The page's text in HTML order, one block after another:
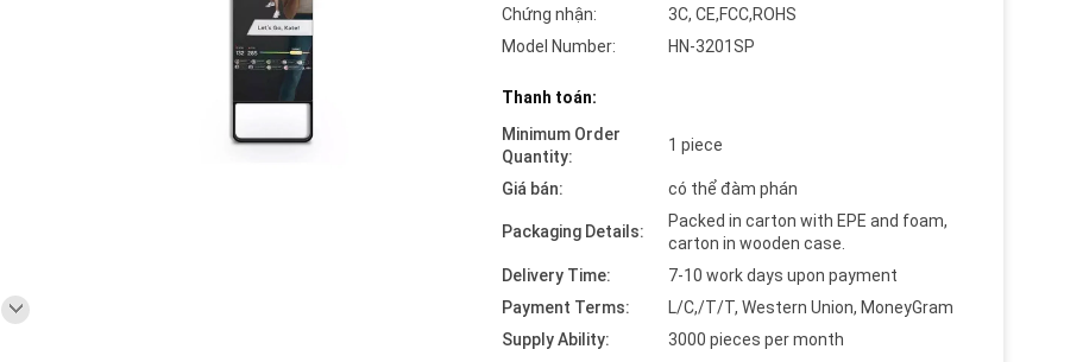
Chứng nhận:
3C, CE,FCC,ROHS
Model Number:
HN-3201SP
Thanh toán:
Minimum Order
Quantity:
1 piece
Giá bán: có thể đàm phán
Packaging Details:
Packed in carton with EPE and foam,
carton in wooden case.
Delivery Time:
7-10 work days upon payment
Payment Terms:
L/C,/T/T, Western Union, MoneyGram
Supply Ability:
3000 pieces per month